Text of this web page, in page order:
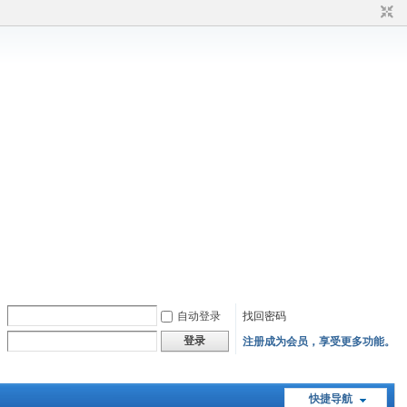
自动登录
找回密码
登录
注册成为会员，享受更多功能。
快捷导航